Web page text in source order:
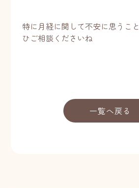
特に月経に関して不安に思うこ
ひご相談くださいね
一覧へ戻る